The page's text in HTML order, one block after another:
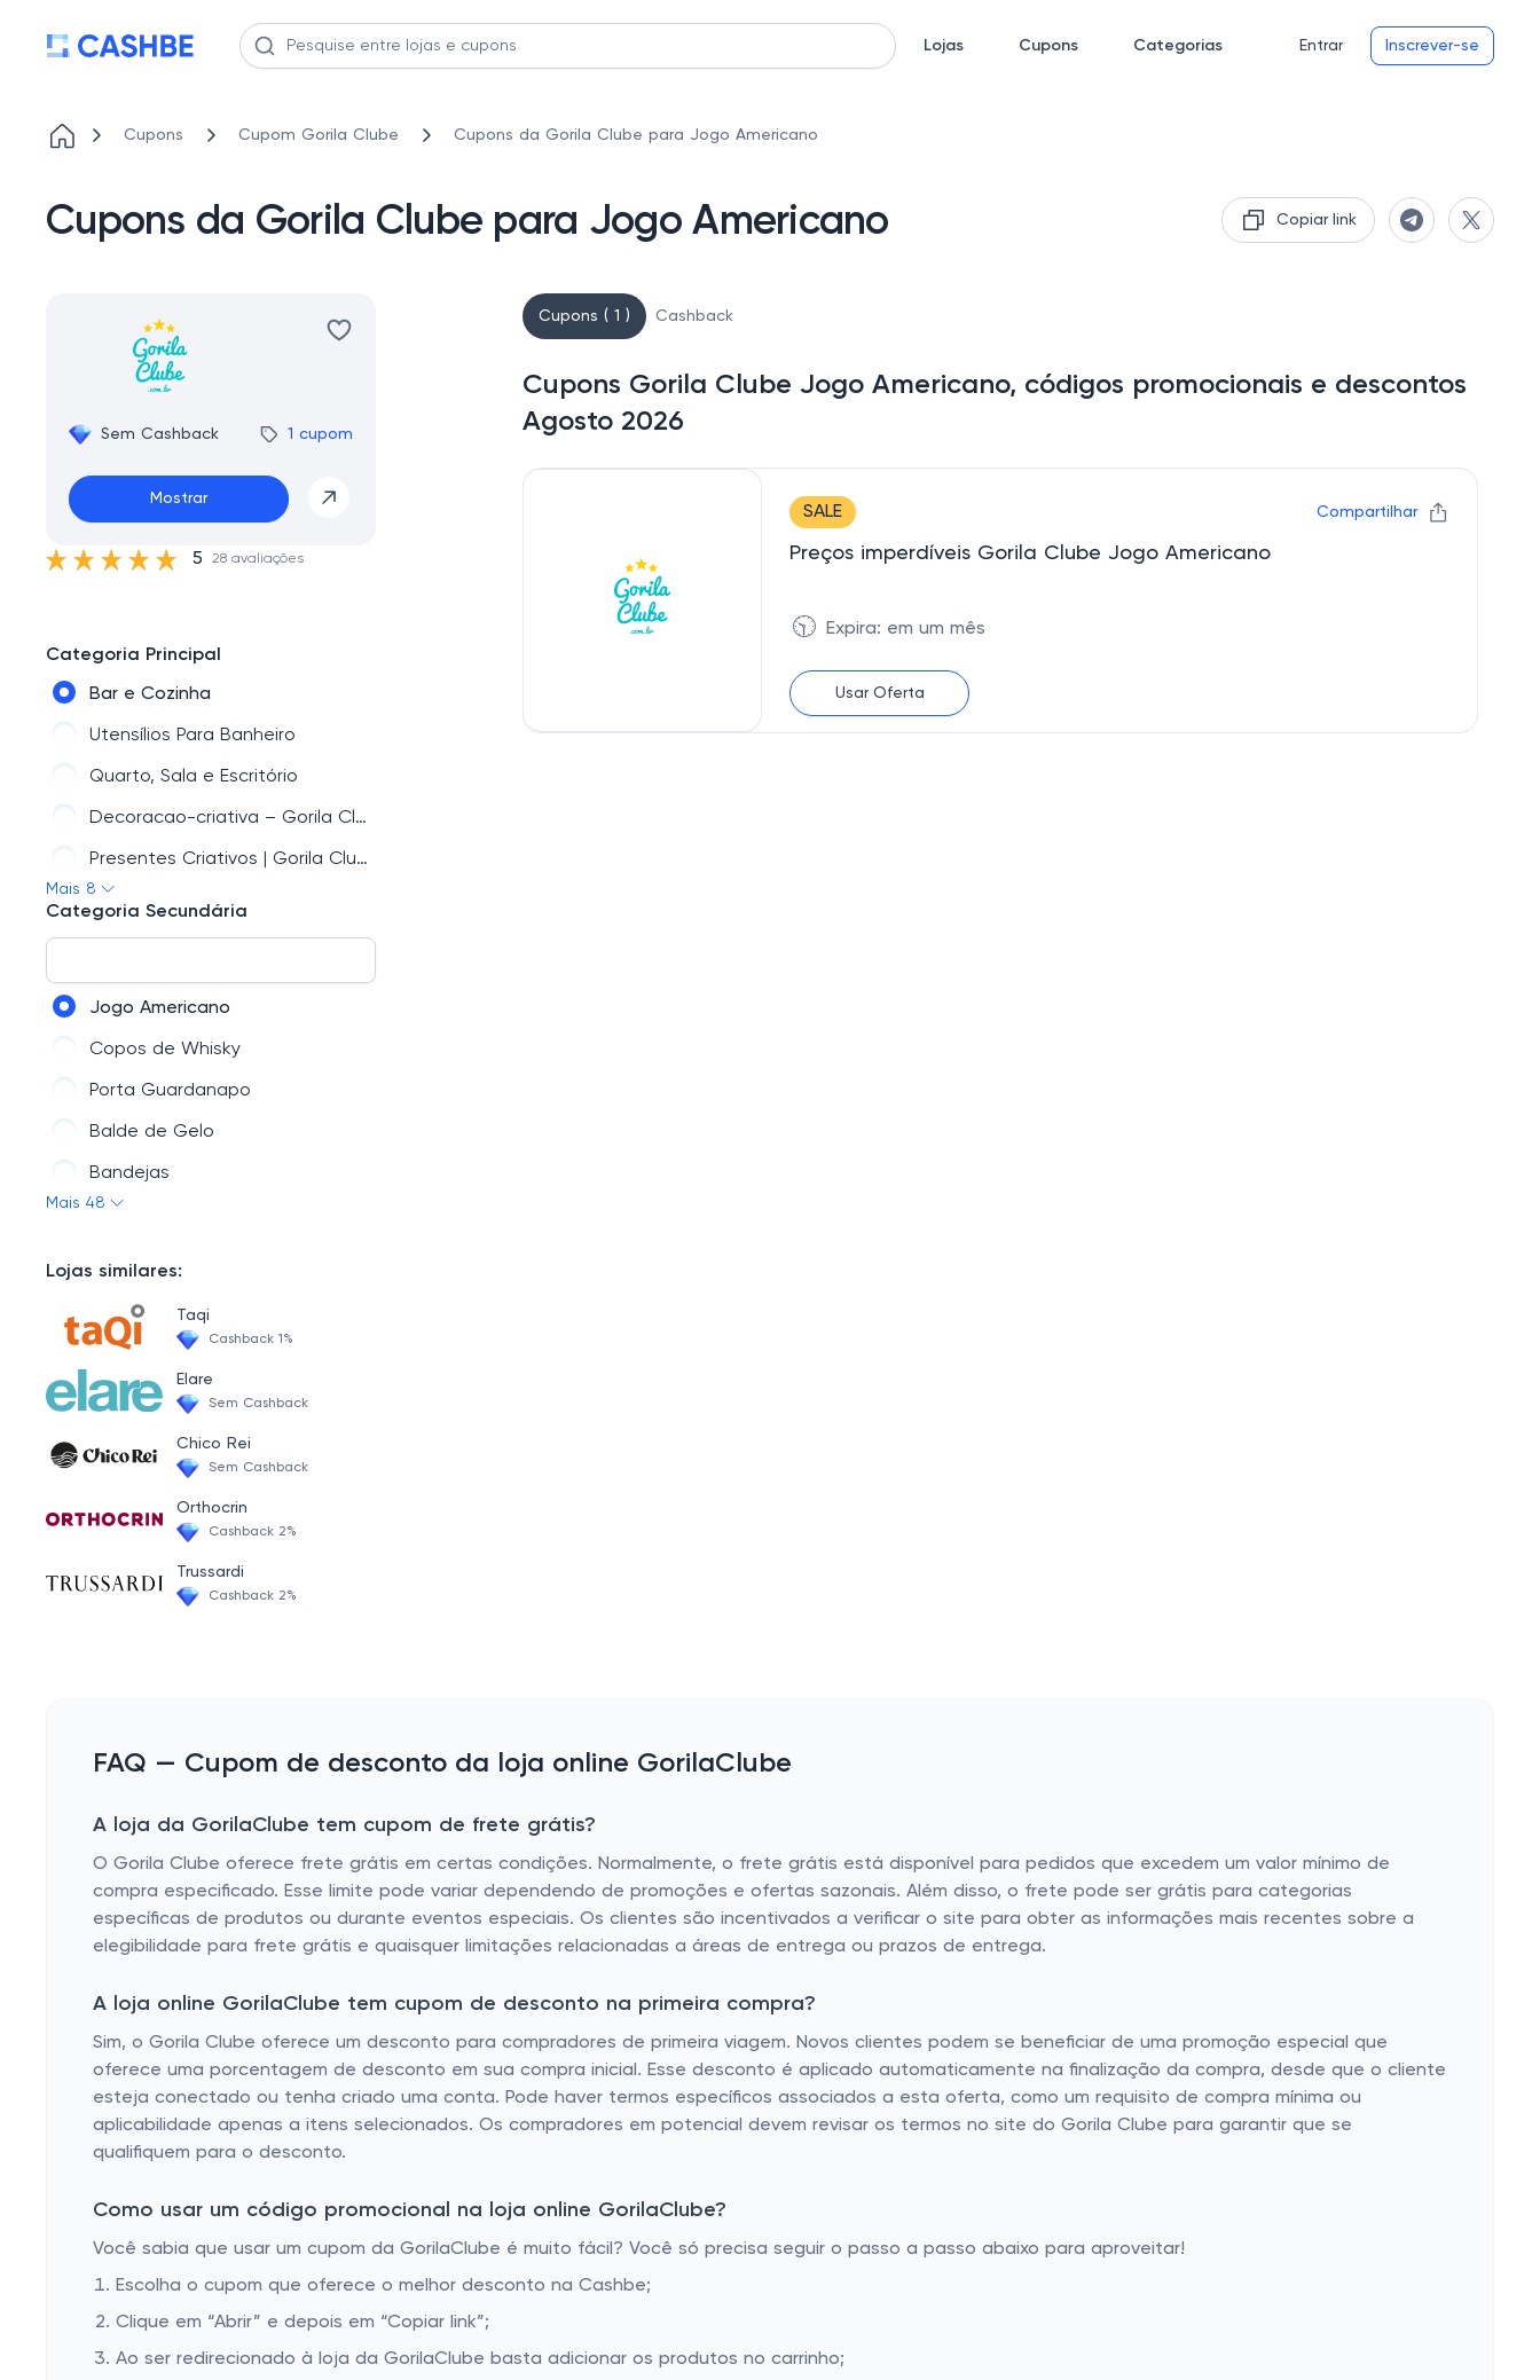
Lojas Cupons Categorias Entrar Inscrever-se
Cupons Cupom Gorila Clube Cupons da Gorila Clube para Jogo Americano
Cupons da Gorila Clube para Jogo Americano Copiar link
Sem Cashback 1 cupom
Mostrar
5 28 avaliações
Categoria Principal
Bar e Cozinha
Utensílios Para Banheiro
Quarto, Sala e Escritório
Decoracao-criativa – Gorila Clube
Presentes Criativos | Gorila Clube
Móveis Criativos
Moda e Uso Pessoal
Quadros Decorativos
Mais 8
Categoria Secundária
Jogo Americano
Copos de Whisky
Porta Guardanapo
Balde de Gelo
Bandejas
Porta Talher e Escorredor
Porta Canudo
Porta Copos
Balde de Pipoca
Tábua de Pão
Cooler
Forma de Gelo
Prato Giratório
Avental de Cozinha Infantil
Avental de Cozinha
Kit Vinho
Tábua para Churrasco
Luva de Cozinha
Tampa de Garrafas
Copos
Pano de Prato
Bowl Criativo
Canecas
Moringa
Timer de Cozinha
Copos de Caipirinha
Mais 48
Lojas similares:
Taqi
Cashback 1%
Elare
Sem Cashback
Chico Rei
Sem Cashback
Orthocrin
Cashback 2%
Trussardi
Cashback 2%
Cupons ( 1 ) Cashback
Cupons Gorila Clube Jogo Americano, códigos promocionais e descontos
Agosto 2026
SALE Compartilhar
Preços imperdíveis Gorila Clube Jogo Americano
🕥 Expira: em um mês
Usar Oferta
FAQ — Cupom de desconto da loja online GorilaClube
A loja da GorilaClube tem cupom de frete grátis?
O Gorila Clube oferece frete grátis em certas condições. Normalmente, o frete grátis está disponível para pedidos que excedem um valor mínimo de
compra especificado. Esse limite pode variar dependendo de promoções e ofertas sazonais. Além disso, o frete pode ser grátis para categorias
específicas de produtos ou durante eventos especiais. Os clientes são incentivados a verificar o site para obter as informações mais recentes sobre a
elegibilidade para frete grátis e quaisquer limitações relacionadas a áreas de entrega ou prazos de entrega.
A loja online GorilaClube tem cupom de desconto na primeira compra?
Sim, o Gorila Clube oferece um desconto para compradores de primeira viagem. Novos clientes podem se beneficiar de uma promoção especial que
oferece uma porcentagem de desconto em sua compra inicial. Esse desconto é aplicado automaticamente na finalização da compra, desde que o cliente
esteja conectado ou tenha criado uma conta. Pode haver termos específicos associados a esta oferta, como um requisito de compra mínima ou
aplicabilidade apenas a itens selecionados. Os compradores em potencial devem revisar os termos no site do Gorila Clube para garantir que se
qualifiquem para o desconto.
Como usar um código promocional na loja online GorilaClube?
Você sabia que usar um cupom da GorilaClube é muito fácil? Você só precisa seguir o passo a passo abaixo para aproveitar!
Escolha o cupom que oferece o melhor desconto na Cashbe;
Clique em “Abrir” e depois em “Copiar link”;
Ao ser redirecionado à loja da GorilaClube basta adicionar os produtos no carrinho;